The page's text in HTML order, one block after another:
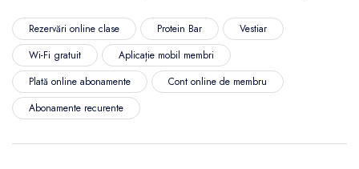
Rezervări online clase Protein Bar
Vestiar
Wi-Fi gratuit
Aplicație mobil membri
Plată online abonamente
Cont online de membru
Abonamente recurente